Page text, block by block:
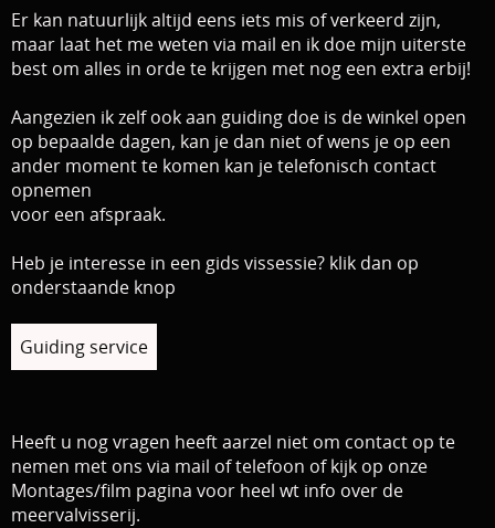
Er kan natuurlijk altijd eens iets mis of verkeerd zijn,
maar laat het me weten via mail en ik doe mijn uiterste
best om alles in orde te krijgen met nog een extra erbij!
Aangezien ik zelf ook aan guiding doe is de winkel open
op bepaalde dagen, kan je dan niet of wens je op een
ander moment te komen kan je telefonisch contact
opnemen
voor een afspraak.
Heb je interesse in een gids vissessie? klik dan op
onderstaande knop
Guiding service
Heeft u nog vragen heeft aarzel niet om contact op te
nemen met ons via mail of telefoon of kijk op onze
Montages/film pagina voor heel wt info over de
meervalvisserij.